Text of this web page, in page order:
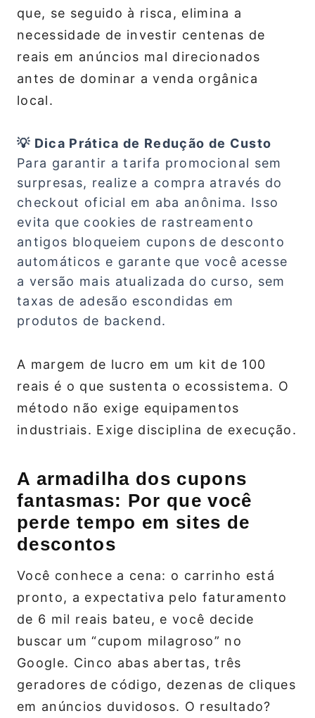
que, se seguido à risca, elimina a
necessidade de investir centenas de
reais em anúncios mal direcionados
antes de dominar a venda orgânica
local.
💡 Dica Prática de Redução de Custo
Para garantir a tarifa promocional sem
surpresas, realize a compra através do
checkout oficial em aba anônima. Isso
evita que cookies de rastreamento
antigos bloqueiem cupons de desconto
automáticos e garante que você acesse
a versão mais atualizada do curso, sem
taxas de adesão escondidas em
produtos de backend.
A margem de lucro em um kit de 100
reais é o que sustenta o ecossistema. O
método não exige equipamentos
industriais. Exige disciplina de execução.
A armadilha dos cupons
fantasmas: Por que você
perde tempo em sites de
descontos
Você conhece a cena: o carrinho está
pronto, a expectativa pelo faturamento
de 6 mil reais bateu, e você decide
buscar um “cupom milagroso” no
Google. Cinco abas abertas, três
geradores de código, dezenas de cliques
em anúncios duvidosos. O resultado?